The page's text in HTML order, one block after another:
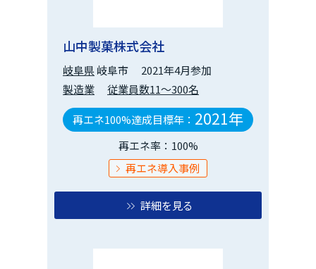
山中製菓株式会社
岐阜県岐阜市
2021年4月参加
製造業
従業員数11～300名
再エネ100%達成目標年： 2021年
再エネ率：100%
再エネ導入事例
詳細を見る